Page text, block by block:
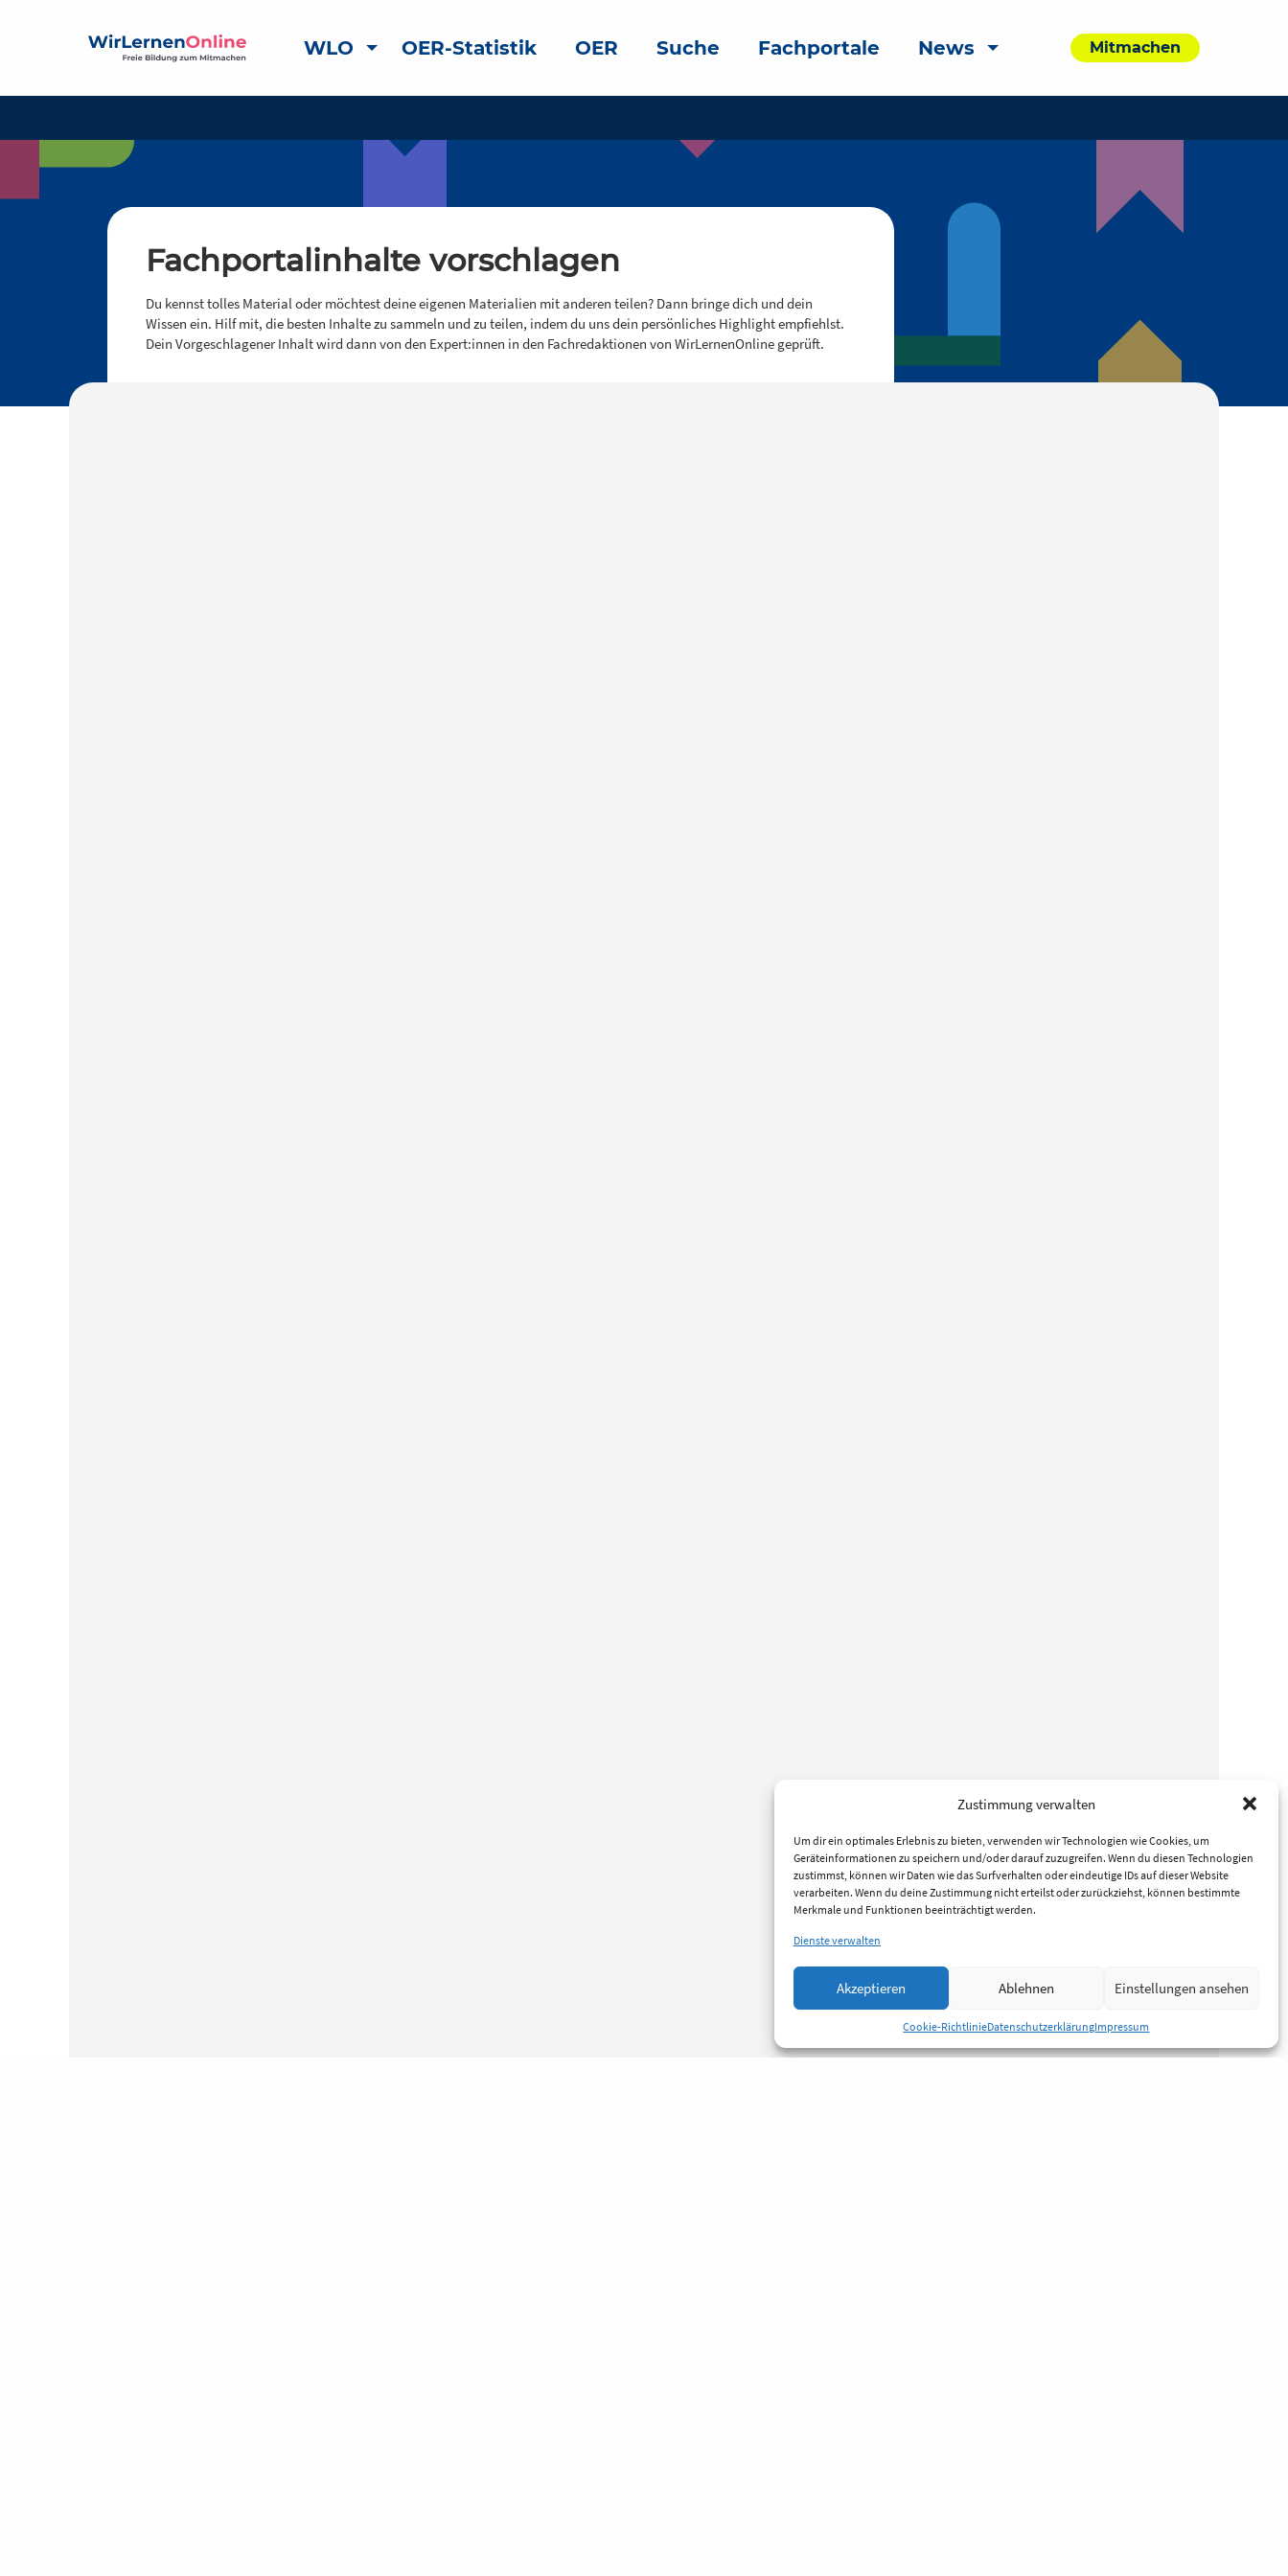
Zustimmung verwalten
Um dir ein optimales Erlebnis zu bieten, verwenden wir Technologien wie Cookies, um
Geräteinformationen zu speichern und/oder darauf zuzugreifen. Wenn du diesen Technologien
zustimmst, können wir Daten wie das Surfverhalten oder eindeutige IDs auf dieser Website
verarbeiten. Wenn du deine Zustimmung nicht erteilst oder zurückziehst, können bestimmte
Merkmale und Funktionen beeinträchtigt werden.
Dienste verwalten
Akzeptieren Ablehnen Einstellungen ansehen
Cookie-RichtlinieDatenschutzerklärungImpressum
WLO OER-Statistik OER Suche Fachportale News Mitmachen
Fachportalinhalte vorschlagen
Du kennst tolles Material oder möchtest deine eigenen Materialien mit anderen teilen? Dann bringe dich und dein
Wissen ein. Hilf mit, die besten Inhalte zu sammeln und zu teilen, indem du uns dein persönliches Highlight empfiehlst.
Dein Vorgeschlagener Inhalt wird dann von den Expert:innen in den Fachredaktionen von WirLernenOnline geprüft.